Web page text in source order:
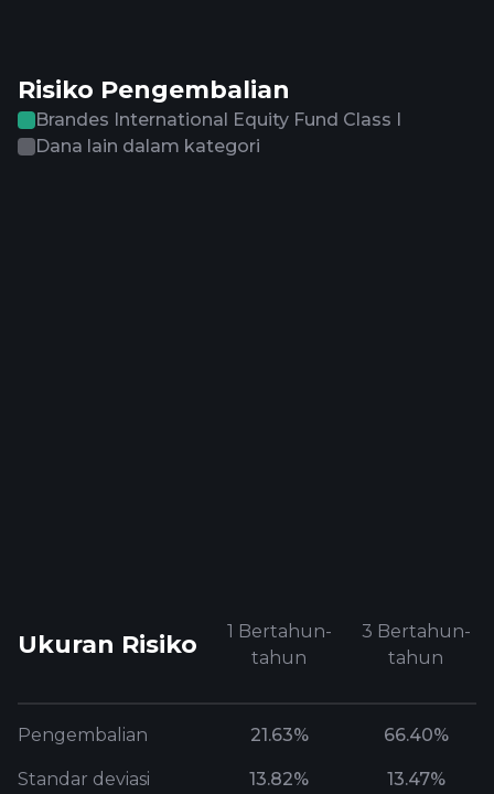
Risiko Pengembalian
Brandes International Equity Fund Class I
Dana lain dalam kategori
Ukuran Risiko
1 Bertahun-
tahun
3 Bertahun-
tahun
Pengembalian 21.63% 66.40%
Standar deviasi 13.82% 13.47%